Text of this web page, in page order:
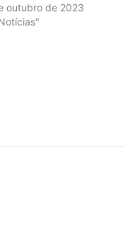
outubro de 2023